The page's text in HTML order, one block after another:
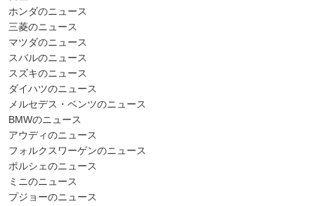
ホンダのニュース
三菱のニュース
マツダのニュース
スバルのニュース
スズキのニュース
ダイハツのニュース
メルセデス・ベンツのニュース
BMWのニュース
アウディのニュース
フォルクスワーゲンのニュース
ポルシェのニュース
ミニのニュース
プジョーのニュース